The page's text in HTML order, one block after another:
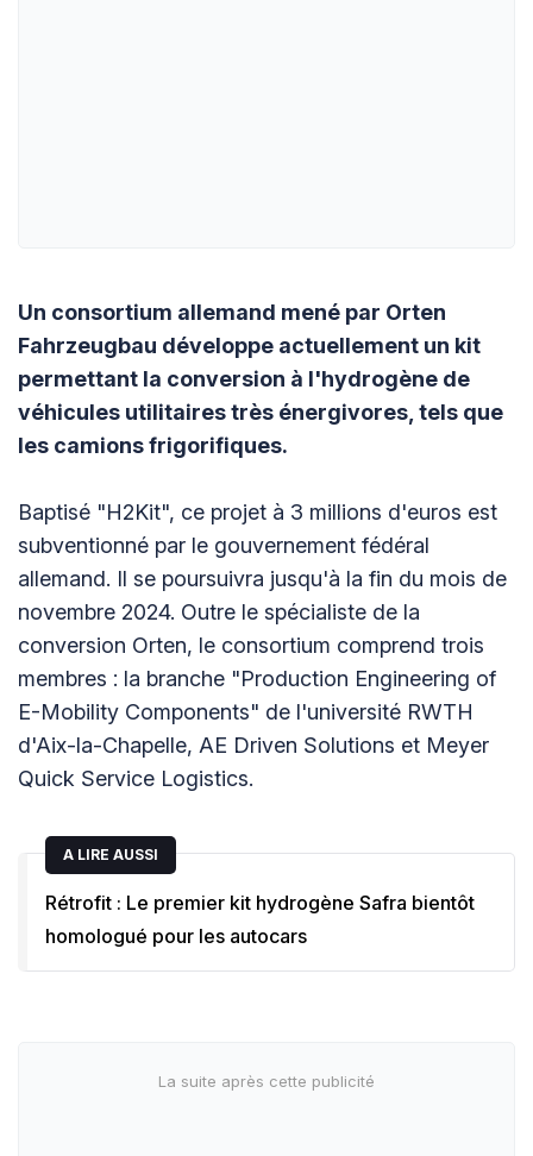
Un consortium allemand mené par Orten
Fahrzeugbau développe actuellement un kit
permettant la conversion à l'hydrogène de
véhicules utilitaires très énergivores, tels que
les camions frigorifiques.
Baptisé "H2Kit", ce projet à 3 millions d'euros est
subventionné par le gouvernement fédéral
allemand. Il se poursuivra jusqu'à la fin du mois de
novembre 2024. Outre le spécialiste de la
conversion Orten, le consortium comprend trois
membres : la branche "Production Engineering of
E-Mobility Components" de l'université RWTH
d'Aix-la-Chapelle, AE Driven Solutions et Meyer
Quick Service Logistics.
A LIRE AUSSI
Rétrofit : Le premier kit hydrogène Safra bientôt
homologué pour les autocars